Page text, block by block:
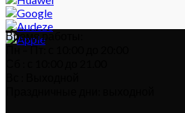
Время работы:
Пн – Пт: с 10:00 до 20:00